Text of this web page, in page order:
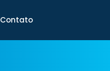
Contato